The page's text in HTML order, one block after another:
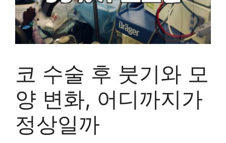
코 수술 후 붓기와 모
양 변화, 어디까지가
정상일까